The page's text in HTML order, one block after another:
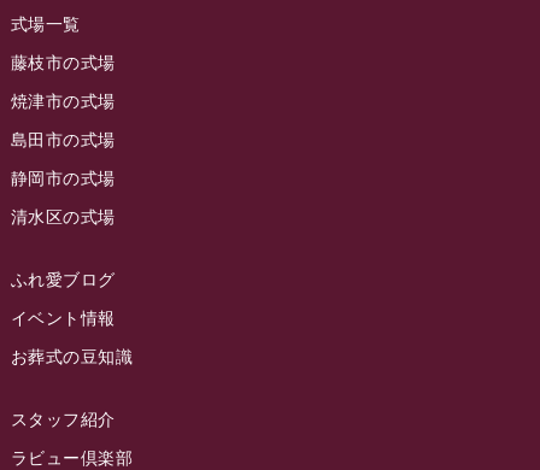
2023年7月
2023年6月
2023年5月
2023年4月
2023年3月
2023年2月
2023年1月
2022年12月
ラビュー焼津石津
ラビュー藤枝駅北
ラビュー清水飯田
ラビュー西焼津
ラビュー島田六合
ラビュー金谷
ラビュー藤枝本町
式場一覧
藤枝市の式場
焼津市の式場
島田市の式場
静岡市の式場
清水区の式場
ふれ愛ブログ
イベント情報
お葬式の豆知識
スタッフ紹介
ラビュー倶楽部